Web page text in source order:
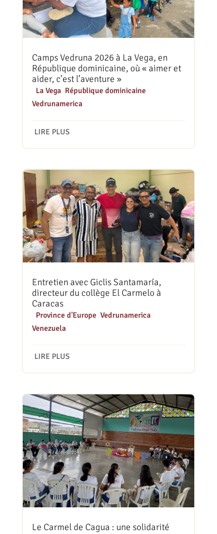
Camps Vedruna 2026 à La Vega, en
République dominicaine, où « aimer et
aider, c’est l’aventure »
La Vega, République dominicaine,
Vedrunamerica
LIRE PLUS
Entretien avec Giclis Santamaría,
directeur du collège El Carmelo à
Caracas
Province d'Europe, Vedrunamerica,
Venezuela
LIRE PLUS
Le Carmel de Cagua : une solidarité